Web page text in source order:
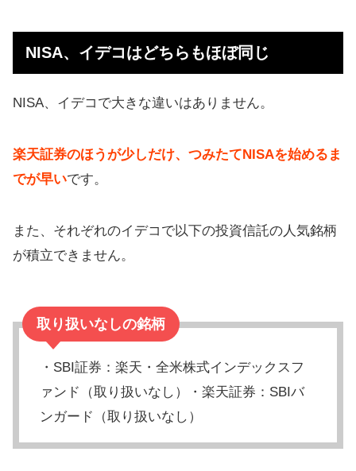
NISA、イデコはどちらもほぼ同じ
NISA、イデコで大きな違いはありません。
楽天証券のほうが少しだけ、つみたてNISAを始めるま
でが早いです。
また、それぞれのイデコで以下の投資信託の人気銘柄
が積立できません。
取り扱いなしの銘柄
・SBI証券：楽天・全米株式インデックスフ
ァンド（取り扱いなし）・楽天証券：SBIバ
ンガード（取り扱いなし）